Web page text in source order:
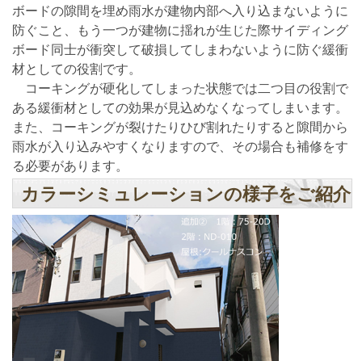
ボードの隙間を埋め雨水が建物内部へ入り込まないように
防ぐこと、もう一つが建物に揺れが生じた際サイディング
ボード同士が衝突して破損してしまわないように防ぐ緩衝
材としての役割です。
コーキングが硬化してしまった状態では二つ目の役割で
ある緩衝材としての効果が見込めなくなってしまいます。
また、コーキングが裂けたりひび割れたりすると隙間から
雨水が入り込みやすくなりますので、その場合も補修をす
る必要があります。
カラーシミュレーションの様子をご紹介